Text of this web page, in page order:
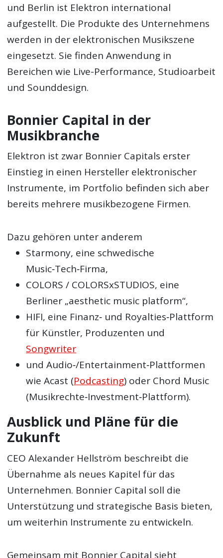
und Berlin ist Elektron international
aufgestellt. Die Produkte des Unternehmens
werden in der elektronischen Musikszene
eingesetzt. Sie finden Anwendung in
Bereichen wie Live-Performance, Studioarbeit
und Sounddesign.
Bonnier Capital in der
Musikbranche
Elektron ist zwar Bonnier Capitals erster
Einstieg in einen Hersteller elektronischer
Instrumente, im Portfolio befinden sich aber
bereits mehrere musikbezogene Firmen.
Dazu gehören unter anderem
Starmony, eine schwedische
Music‑Tech‑Firma,
COLORS / COLORSxSTUDIOS, eine
Berliner „aesthetic music platform“,
HIFI, eine Finanz‑ und Royalties‑Plattform
für Künstler, Produzenten und
Songwriter
und Audio‑/Entertainment‑Plattformen
wie Acast (Podcasting) oder Chord Music
(Musikrechte‑Investment‑Plattform).
Ausblick und Pläne für die
Zukunft
CEO Alexander Hellström beschreibt die
Übernahme als neues Kapitel für das
Unternehmen. Bonnier Capital soll die
Unterstützung und strategische Basis bieten,
um weiterhin Instrumente zu entwickeln.
Gemeinsam mit Bonnier Capital sieht